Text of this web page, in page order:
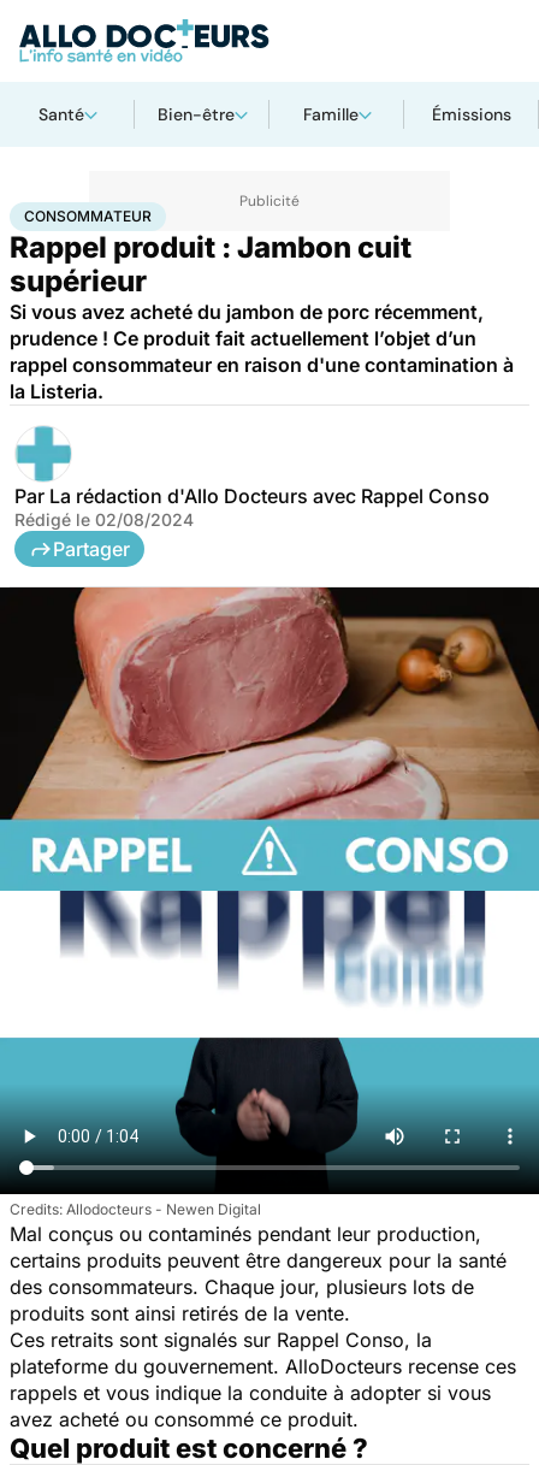
Santé Bien-être Famille Émissions
AccueilSantéConsommateur
CONSOMMATEUR
Rappel produit : Jambon cuit
supérieur
Si vous avez acheté du jambon de porc récemment,
prudence ! Ce produit fait actuellement l’objet d’un
rappel consommateur en raison d'une contamination à
la Listeria.
Par La rédaction d'Allo Docteurs avec Rappel Conso
Rédigé le 02/08/2024
Partager
Allodocteurs - Newen Digital
Mal conçus ou contaminés pendant leur production,
certains produits peuvent être dangereux pour la santé
des consommateurs. Chaque jour, plusieurs lots de
produits sont ainsi retirés de la vente.
Ces retraits sont signalés sur Rappel Conso, la
plateforme du gouvernement. AlloDocteurs recense ces
rappels et vous indique la conduite à adopter si vous
avez acheté ou consommé ce produit.
Quel produit est concerné ?